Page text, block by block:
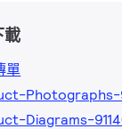
載
單
Photographs-
Diagrams-